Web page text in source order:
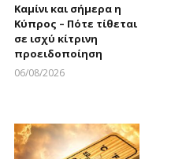
Καμίνι και σήμερα η
Κύπρος – Πότε τίθεται
σε ισχύ κίτρινη
προειδοποίηση
06/08/2026